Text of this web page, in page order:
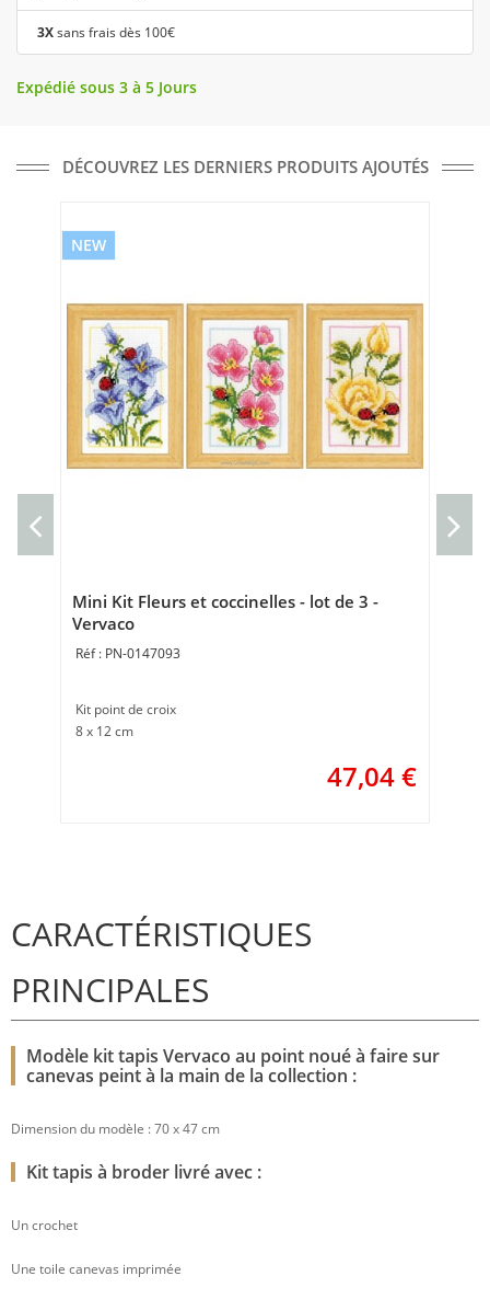
3Xsans frais dès 100€
Expédié sous 3 à 5 Jours
DÉCOUVREZ LES DERNIERS PRODUITS AJOUTÉS
NEW
Mini Kit Fleurs et coccinelles - lot de 3 -
Vervaco
PN-0147093
Kit point de croix
8 x 12 cm
47,04€
CARACTÉRISTIQUES
PRINCIPALES
Modèle kit tapis Vervaco au point noué à faire sur
canevas peint à la main de la collection :
Dimension du modèle : 70 x 47 cm
Kit tapis à broder livré avec :
Un crochet
Une toile canevas imprimée